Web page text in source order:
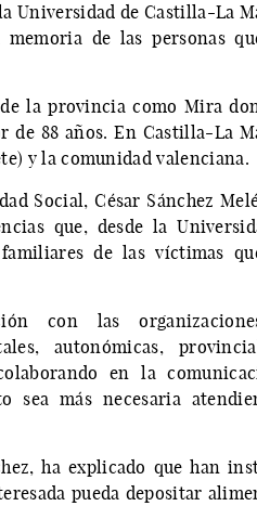
Universidad de Castilla-La
de las personas
la provincia como Mira
de 88 años. En Castilla-La
y la comunidad valenciana.
Social, César Sánchez
que, desde la
de las víctimas
con las
autonómicas,
en la
sea más necesaria
ha explicado que han
pueda depositar